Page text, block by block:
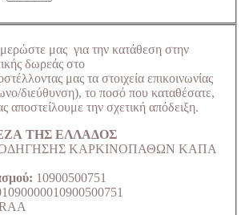
μας για την κατάθεση στην
δωρεάς στο
μας τα στοιχεία επικοινωνίας
διεύθυνση), το ποσό που καταθέσατε,
αποστείλουμε την σχετική απόδειξη.
ΤΗΣ ΕΛΛΑΔΟΣ
ΚΑΡΚΙΝΟΠΑΘΩΝ ΚΑΠΑ
10900500751